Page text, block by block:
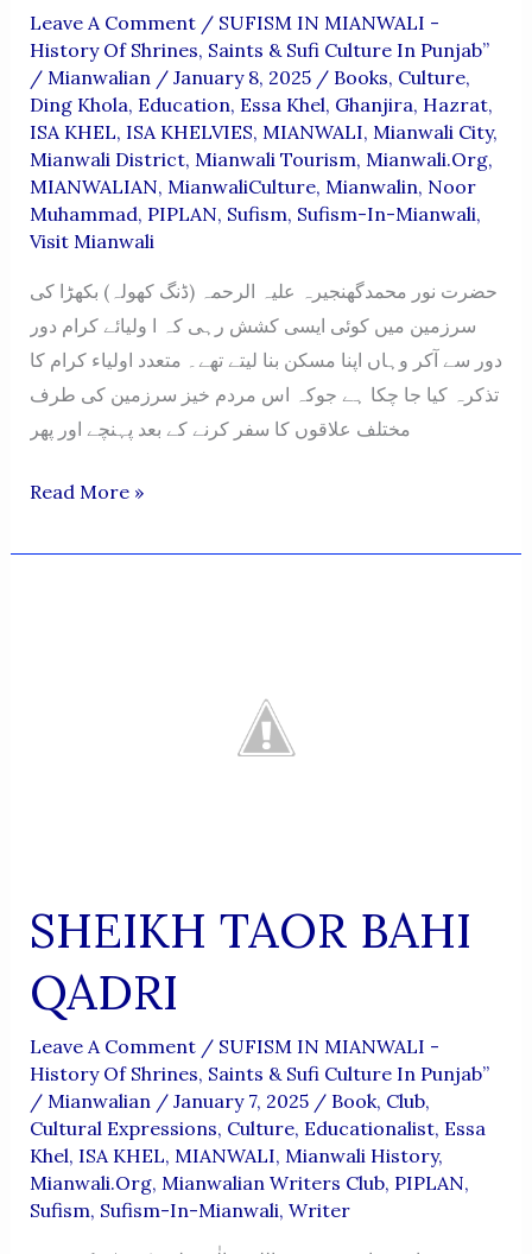
Leave A Comment / SUFISM IN MIANWALI -
History Of Shrines, Saints & Sufi Culture In Punjab”
/ Mianwalian / January 8, 2025 / Books, Culture,
Ding Khola, Education, Essa Khel, Ghanjira, Hazrat,
ISA KHEL, ISA KHELVIES, MIANWALI, Mianwali City,
Mianwali District, Mianwali Tourism, Mianwali.org,
MIANWALIAN, MianwaliCulture, Mianwalin, Noor
Muhammad, PIPLAN, Sufism, Sufism-In-Mianwali,
Visit Mianwali
حضرت نور محمدگھنجیرہ علیہ الرحمہ (ڈنگ کھولہ) بکھڑا کی
سرزمین میں کوئی ایسی کشش رہی کہ ا ولیائے کرام دور
دور سے آکر وہاں اپنا مسکن بنا لیتے تھے۔ متعدد اولیاء کرام کا
تذکرہ کیا جا چکا ہے جوکہ اس مردم خیز سرزمین کی طرف
مختلف علاقوں کا سفر کرنے کے بعد پہنچے اور پھر
HAZRAT
MUHAMMAD
Read More »
SHEIKH TAOR BAHI
QADRI
Leave A Comment / SUFISM IN MIANWALI -
History Of Shrines, Saints & Sufi Culture In Punjab”
/ Mianwalian / January 7, 2025 / Book, Club,
Cultural Expressions, Culture, Educationalist, Essa
Khel, ISA KHEL, MIANWALI, Mianwali History,
Mianwali.org, Mianwalian Writers Club, PIPLAN,
Sufism, Sufism-In-Mianwali, Writer